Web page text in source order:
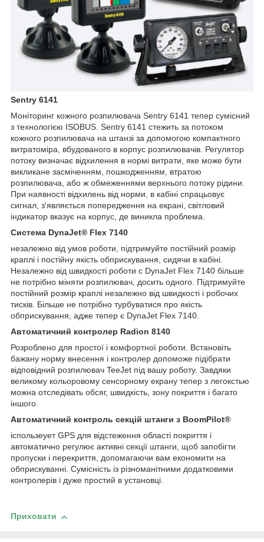
Sentry 6141
Моніторинг кожного розпилювача Sentry 6141 тепер сумісний
з технологією ISOBUS. Sentry 6141 стежить за потоком
кожного розпилювача на штанзі за допомогою компактного
витратоміра, вбудованого в корпус розпилювачів. Регулятор
потоку визначає відхилення в нормі витрати, яке може бути
викликане засміченням, пошкодженням, втратою
розпилювача, або ж обмеженнями верхнього потоку рідини.
При наявності відхилень від норми, в кабіні спрацьовує
сигнал, з'являється попередження на екрані, світловий
індикатор вказує на корпус, де виникла проблема.
Система DynaJet® Flex 7140
незалежно від умов роботи, підтримуйте постійний розмір
краплі і постійну якість обприскування, сидячи в кабіні.
Незалежно від швидкості роботи c DynaJet Flex 7140 більше
не потрібно міняти розпилювач, досить одного. Підтримуйте
постійний розмір краплі незалежно від швидкості і робочих
тисків. Більше не потрібно турбуватися про якість
обприскування, адже тепер є DynaJet Flex 7140.
Автоматичний контролер Radion 8140
Розроблено для простої і комфортної роботи. Встановіть
бажану норму внесення і контролер допоможе підібрати
відповідний розпилювач TeeJet під вашу роботу. Завдяки
великому кольоровому сенсорному екрану тепер з легокстью
можна отследівать обсяг, швидкість, зону покриття і багато
іншого.
Автоматичний контроль секцій штанги з BoomPilot®
іспользеует GPS для відстеження області покриття і
автоматично регулює активні секції штанги, щоб запобігти
пропуски і перекриття, допомагаючи вам економити на
обприскуванні. Сумісність із різноманітними додатковими
контролерів і дуже простий в установці.
Приховати